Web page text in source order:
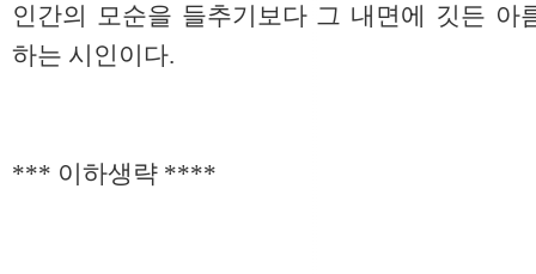
인간의 모순을 들추기보다 그 내면에 깃든 아
하는 시인이다.
*** 이하생략 ****